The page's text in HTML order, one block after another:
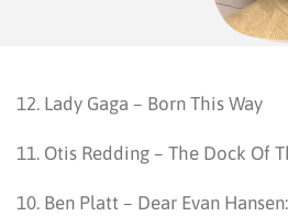
12. Lady Gaga – Born This Way
11. Otis Redding – The Dock Of
10. Ben Platt – Dear Evan